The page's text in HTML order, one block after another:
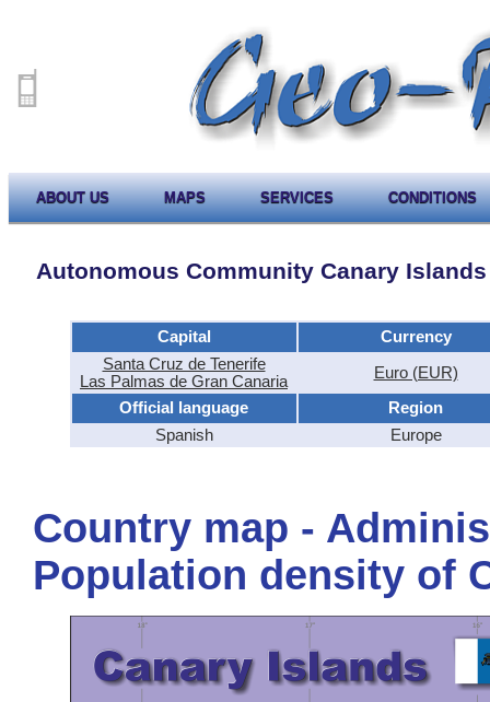
ABOUT US MAPS SERVICES CONDITIONS
Autonomous Community Canary Islands
Capital
Currency
Santa Cruz de Tenerife
Las Palmas de Gran Canaria
Euro (EUR)
Official language
Region
Spanish
Europe
Country map -
Population density of